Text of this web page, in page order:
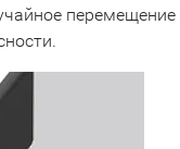
перемещение